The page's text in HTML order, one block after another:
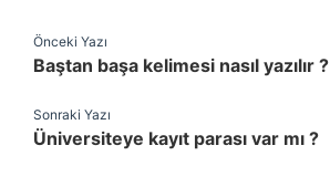
Önceki Yazı
Baştan başa kelimesi nasıl yazılır ?
Sonraki Yazı
Üniversiteye kayıt parası var mı ?